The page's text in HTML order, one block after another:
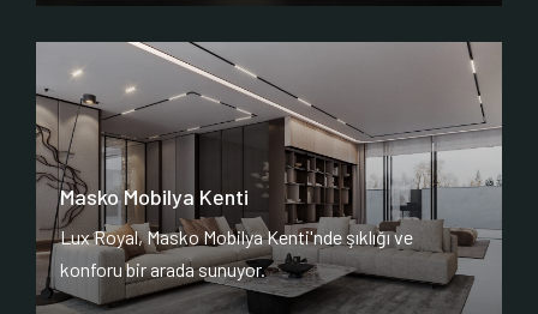
Masko Mobilya Kenti
Lux Royal, Masko Mobilya Kenti'nde şıklığı ve
konforu bir arada sunuyor.